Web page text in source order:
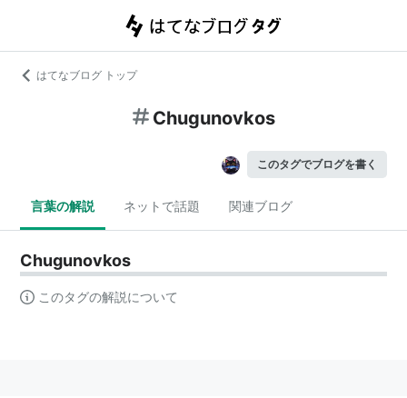
はてなブログ トップ
Chugunovkos
このタグでブログを書く
言葉の解説 ネットで話題 関連ブログ
Chugunovkos
このタグの解説について